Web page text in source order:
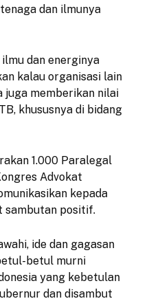
dan ilmunya
dan energinya
kalau organisasi lain
juga memberikan nilai
khususnya di bidang
1.000 Paralegal
Advokat
kepada
sambutan positif.
ide dan gagasan
betul murni
yang kebetulan
dan disambut